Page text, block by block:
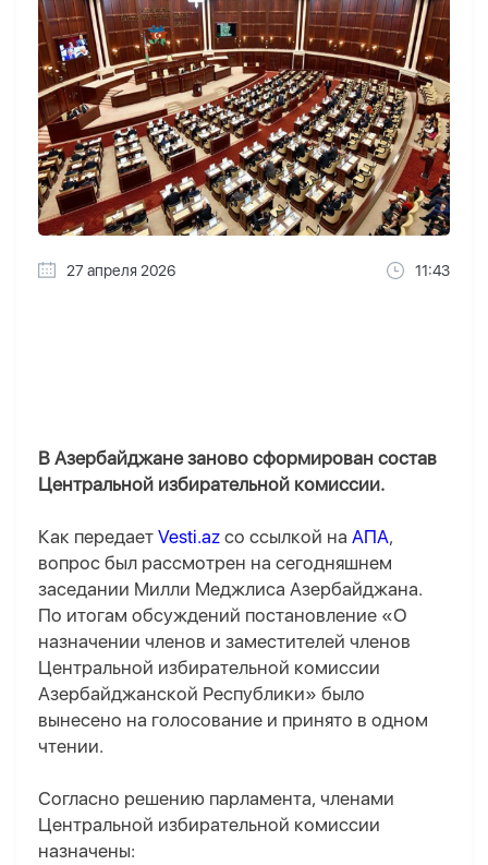
27 апреля 2026 11:43
В Азербайджане заново сформирован состав
Центральной избирательной комиссии.
Как передает Vesti.az со ссылкой на АПА,
вопрос был рассмотрен на сегодняшнем
заседании Милли Меджлиса Азербайджана.
По итогам обсуждений постановление «О
назначении членов и заместителей членов
Центральной избирательной комиссии
Азербайджанской Республики» было
вынесено на голосование и принято в одном
чтении.
Согласно решению парламента, членами
Центральной избирательной комиссии
назначены: